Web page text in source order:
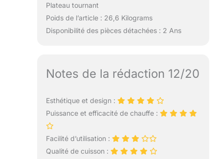
Plateau tournant
Poids de l’article : 26,6 Kilograms
Disponibilité des pièces détachées : 2 Ans
Notes de la rédaction 12/20
Esthétique et design :
Puissance et efficacité de chauffe :
Facilité d’utilisation :
Qualité de cuisson :